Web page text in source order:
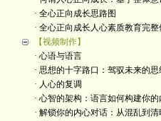
· 全心正向成长思路图
· 全心正向成长人心素质教育完整
【视频制作】
· 心语与语言
· 思想的十字路口：驾驭未来的思
· 人心的复调
· 心智的架构：语言如何构建你的
· 解锁你的内心对话：从混乱到清